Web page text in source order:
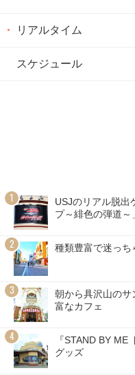
リアルタイム
スケジュール
USJのリアル脱出
プ～緋色の弾道～
種類豊富で迷っち
朝から具沢山のサ
富なカフェ
『STAND BY
グッズ